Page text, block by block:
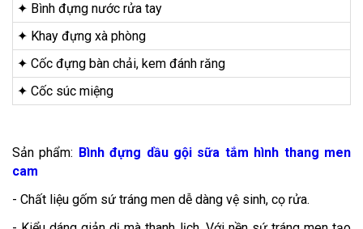
✦ Bình đựng nước rửa tay
✦ Khay đựng xà phòng
✦ Cốc đựng bàn chải, kem đánh răng
✦ Cốc súc miệng
Sản phẩm: Bình đựng dầu gội sữa tắm hình thang men
cam
- Chất liệu gốm sứ tráng men dễ dàng vệ sinh, cọ rửa.